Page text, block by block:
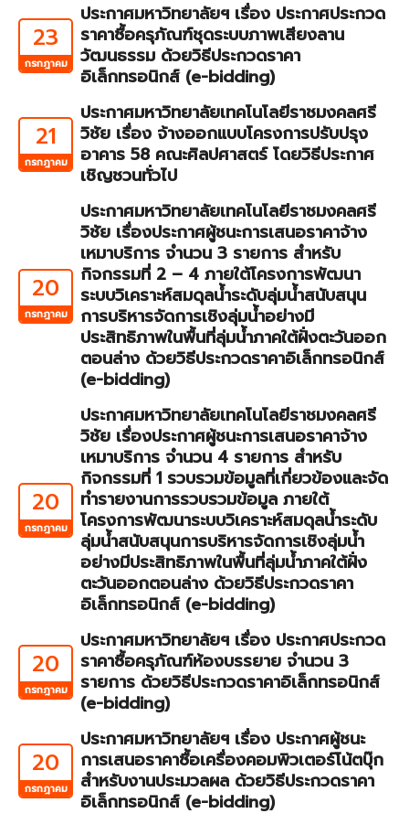
23
กรกฎาคม
ประกาศมหาวิทยาลัยฯ เรื่อง ประกาศประกวด
ราคาซื้อครุภัณฑ์ชุดระบบภาพเสียงลาน
วัฒนธรรม ด้วยวิธีประกวดราคา
อิเล็กทรอนิกส์ (e-bidding)
21
กรกฎาคม
ประกาศมหาวิทยาลัยเทคโนโลยีราชมงคลศรี
วิชัย เรื่อง จ้างออกแบบโครงการปรับปรุง
อาคาร 58 คณะศิลปศาสตร์ โดยวิธีประกาศ
เชิญชวนทั่วไป
20
กรกฎาคม
ประกาศมหาวิทยาลัยเทคโนโลยีราชมงคลศรี
วิชัย เรื่องประกาศผู้ชนะการเสนอราคาจ้าง
เหมาบริการ จำนวน 3 รายการ สำหรับ
กิจกรรมที่ 2 – 4 ภายใต้โครงการพัฒนา
ระบบวิเคราะห์สมดุลน้ำระดับลุ่มน้ำสนับสนุน
การบริหารจัดการเชิงลุ่มน้ำอย่างมี
ประสิทธิภาพในพื้นที่ลุ่มน้ำภาคใต้ฝั่งตะวันออก
ตอนล่าง ด้วยวิธีประกวดราคาอิเล็กทรอนิกส์
(e-bidding)
20
กรกฎาคม
ประกาศมหาวิทยาลัยเทคโนโลยีราชมงคลศรี
วิชัย เรื่องประกาศผู้ชนะการเสนอราคาจ้าง
เหมาบริการ จำนวน 4 รายการ สำหรับ
กิจกรรมที่ 1 รวบรวมข้อมูลที่เกี่ยวข้องและจัด
ทำรายงานการรวบรวมข้อมูล ภายใต้
โครงการพัฒนาระบบวิเคราะห์สมดุลน้ำระดับ
ลุ่มน้ำสนับสนุนการบริหารจัดการเชิงลุ่มน้ำ
อย่างมีประสิทธิภาพในพื้นที่ลุ่มน้ำภาคใต้ฝั่ง
ตะวันออกตอนล่าง ด้วยวิธีประกวดราคา
อิเล็กทรอนิกส์ (e-bidding)
20
กรกฎาคม
ประกาศมหาวิทยาลัยฯ เรื่อง ประกาศประกวด
ราคาซื้อครุภัณฑ์ห้องบรรยาย จำนวน 3
รายการ ด้วยวิธีประกวดราคาอิเล็กทรอนิกส์
(e-bidding)
20
กรกฎาคม
ประกาศมหาวิทยาลัยฯ เรื่อง ประกาศผู้ชนะ
การเสนอราคาซื้อเครื่องคอมพิวเตอร์โน้ตบุ๊ก
สำหรับงานประมวลผล ด้วยวิธีประกวดราคา
อิเล็กทรอนิกส์ (e-bidding)